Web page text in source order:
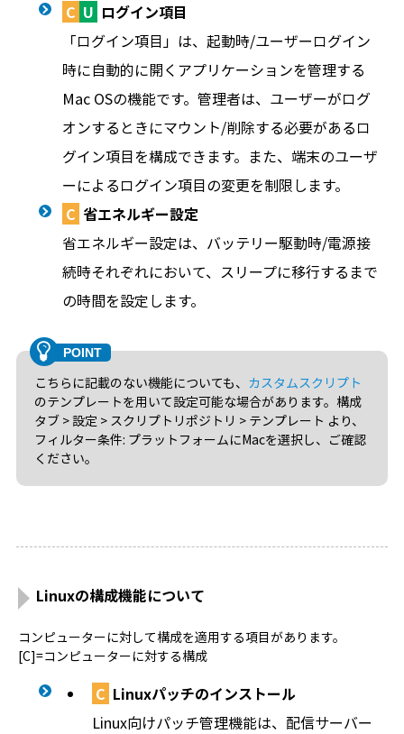
C U ログイン項目
「ログイン項目」は、起動時/ユーザーログイン
時に自動的に開くアプリケーションを管理する
Mac OSの機能です。管理者は、ユーザーがログ
オンするときにマウント/削除する必要があるロ
グイン項目を構成できます。また、端末のユーザ
ーによるログイン項目の変更を制限します。
C 省エネルギー設定
省エネルギー設定は、バッテリー駆動時/電源接
続時それぞれにおいて、スリープに移行するまで
の時間を設定します。
こちらに記載のない機能についても、 カスタムスクリプト
のテンプレートを用いて設定可能な場合があります。構成
タブ > 設定 > スクリプトリポジトリ > テンプレート より、
フィルター条件: プラットフォームにMacを選択し、ご確認
ください。
Linuxの構成機能について
コンピューターに対して構成を適用する項目があります。
[C]=コンピューターに対する構成
C Linuxパッチのインストール
Linux向けパッチ管理機能は、配信サーバー